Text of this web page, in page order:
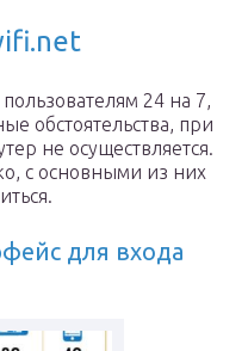
24 на 7,
обстоятельства, при
не осуществляется.
с основными из них
для входа